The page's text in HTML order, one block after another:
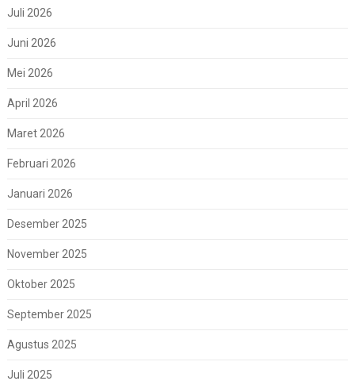
Juli 2026
Juni 2026
Mei 2026
April 2026
Maret 2026
Februari 2026
Januari 2026
Desember 2025
November 2025
Oktober 2025
September 2025
Agustus 2025
Juli 2025